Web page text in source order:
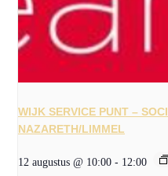
WIJK SERVICE PUNT –
NAZARETH/LIMMEL
12 augustus @ 10:00 - 12:00